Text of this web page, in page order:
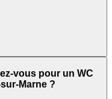
vous pour un WC
Marne ?